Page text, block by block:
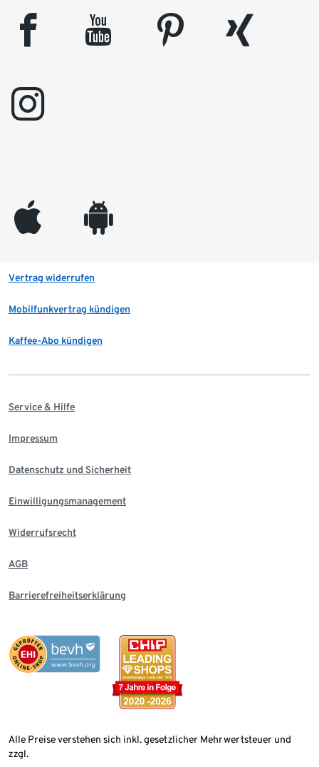
facebook youtube pinterest
xing
instagram
appleinc android
Vertrag widerrufen
Mobilfunkvertrag kündigen
Kaffee-Abo kündigen
Service & Hilfe
Impressum
Datenschutz und Sicherheit
Einwilligungsmanagement
Widerrufsrecht
AGB
Barrierefreiheitserklärung
Alle Preise verstehen sich inkl. gesetzlicher Mehrwertsteuer und
zzgl.